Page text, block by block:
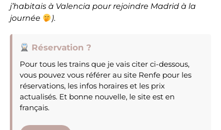
j’habitais à Valencia pour rejoindre Madrid à la
journée
).
Réservation ?
Pour tous les trains que je vais citer ci-dessous,
vous pouvez vous référer au site Renfe pour les
réservations, les infos horaires et les prix
actualisés. Et bonne nouvelle, le site est en
français.